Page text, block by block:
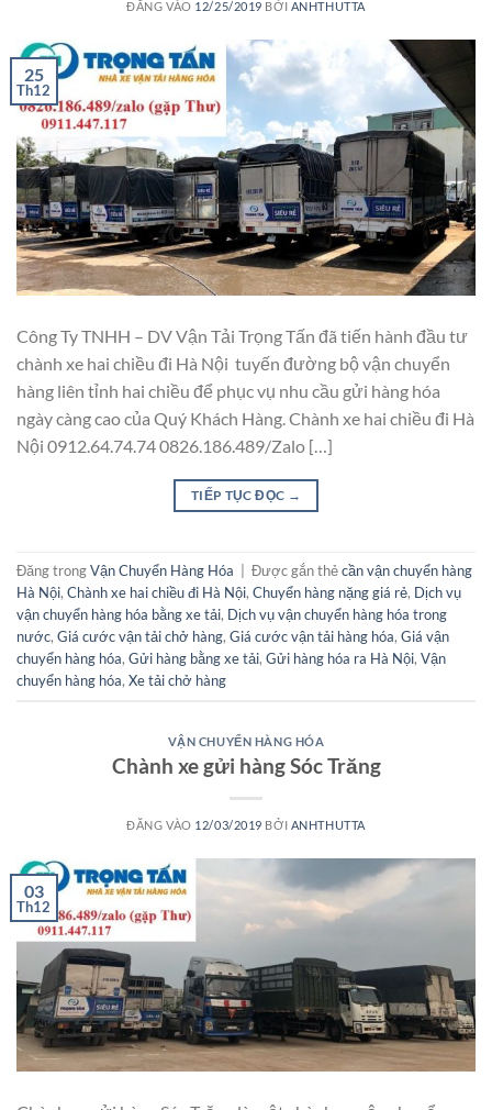
ĐĂNG VÀO 12/25/2019 BỞI ANHTHUTTA
25
Th12
Công Ty TNHH – DV Vận Tải Trọng Tấn đã tiến hành đầu tư
chành xe hai chiều đi Hà Nội tuyến đường bộ vận chuyển
hàng liên tỉnh hai chiều để phục vụ nhu cầu gửi hàng hóa
ngày càng cao của Quý Khách Hàng. Chành xe hai chiều đi Hà
Nội 0912.64.74.74 0826.186.489/Zalo […]
TIẾP TỤC ĐỌC →
Đăng trongVận Chuyển Hàng Hóa Được gắn thẻcần vận chuyển hàng
Hà Nội, Chành xe hai chiều đi Hà Nội, Chuyển hàng nặng giá rẻ, Dịch vụ
vận chuyển hàng hóa bằng xe tải, Dịch vụ vận chuyển hàng hóa trong
nước, Giá cước vận tải chở hàng, Giá cước vận tải hàng hóa, Giá vận
chuyển hàng hóa, Gửi hàng bằng xe tải, Gửi hàng hóa ra Hà Nội, Vận
chuyển hàng hóa, Xe tải chở hàng
VẬN CHUYỂN HÀNG HÓA
Chành xe gửi hàng Sóc Trăng
ĐĂNG VÀO 12/03/2019 BỞI ANHTHUTTA
03
Th12